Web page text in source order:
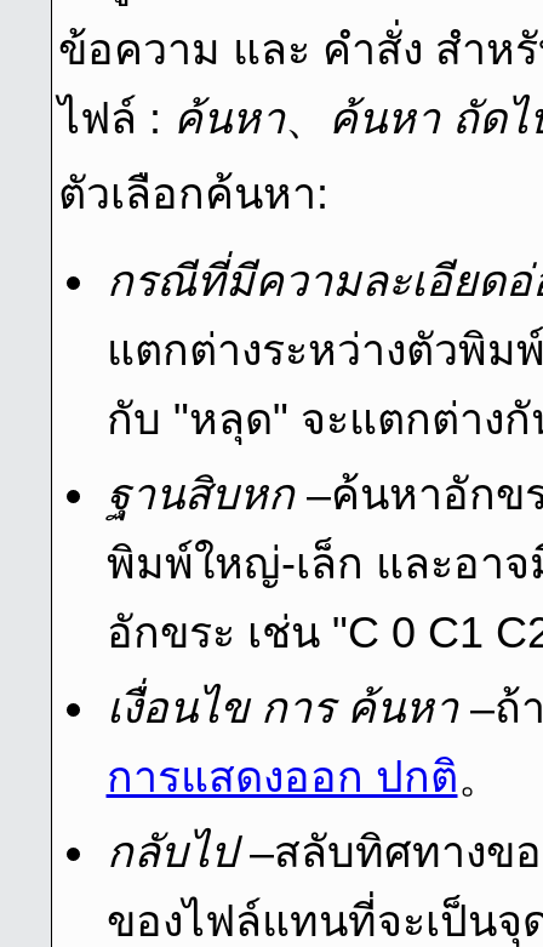
ข้อความ และ คำสั่ง สำห
ไฟล์ : ค้นหา、
ค้นหา ถัดไ
ตัวเลือกค้นหา:
กรณีที่มีความละเอียด
แตกต่างระหว่างตัวพิ
กับ "หลุด" จะแตกต่างกั
ฐานสิบหก–ค้นหาอักข
พิมพ์ใหญ่-เล็ก และอาจ
อักขระ เช่น "C 0 C1
เงื่อนไข การ ค้นหา–ถ้า
การแสดงออก ปกติ。
กลับไป–สลับทิศทางข
ของไฟล์แทนที่จะเป็นจุ